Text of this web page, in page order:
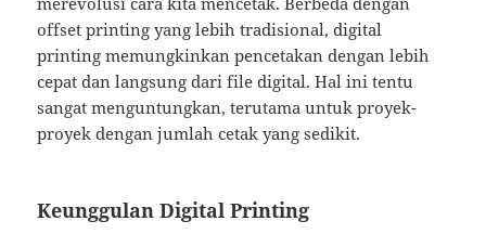
offset printing yang lebih tradisional, digital
printing memungkinkan pencetakan dengan lebih
cepat dan langsung dari file digital. Hal ini tentu
sangat menguntungkan, terutama untuk proyek-
proyek dengan jumlah cetak yang sedikit.
Keunggulan Digital Printing